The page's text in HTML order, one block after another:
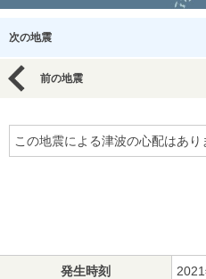
次の地震
前の地震
この地震による津波の心配はあり
発生時刻